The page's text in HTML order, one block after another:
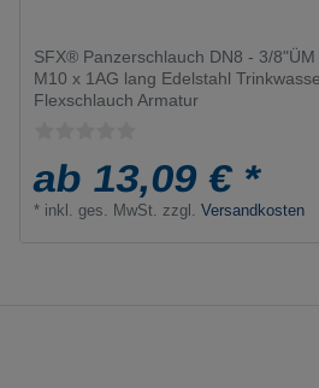
SFX® Panzerschlauch DN8 - 3/8"ÜM
M10 x 1AG lang Edelstahl
Flexschlauch Armatur
ab 13,09 € *
* inkl. ges. MwSt. zzgl.Versandkosten